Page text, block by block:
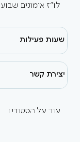
לו״ז אימונים
שעות פעילות
יצירת קשר
עוד על הסטודיו